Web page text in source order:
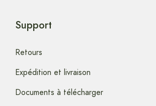
Support
Retours
Expédition et livraison
Documents à télécharger